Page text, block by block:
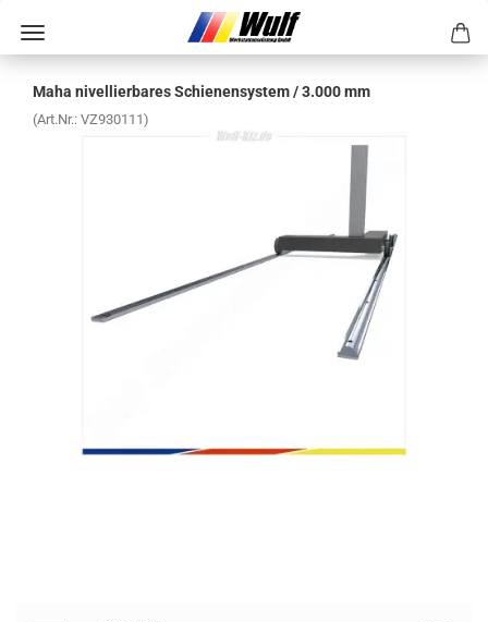
Maha ni­vel­lier­ba­res Schie­nen­sys­tem / 3.000 mm
(Art.Nr.: VZ930111)